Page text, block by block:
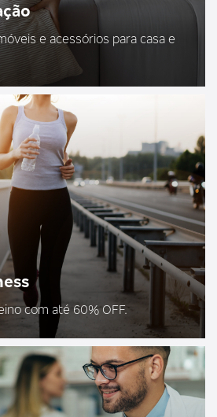
e acessórios para casa e
com até 60% OFF.